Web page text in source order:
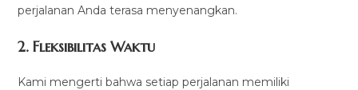
perjalanan Anda terasa menyenangkan.
2.Fleksibilitas Waktu
Kami mengerti bahwa setiap perjalanan memiliki